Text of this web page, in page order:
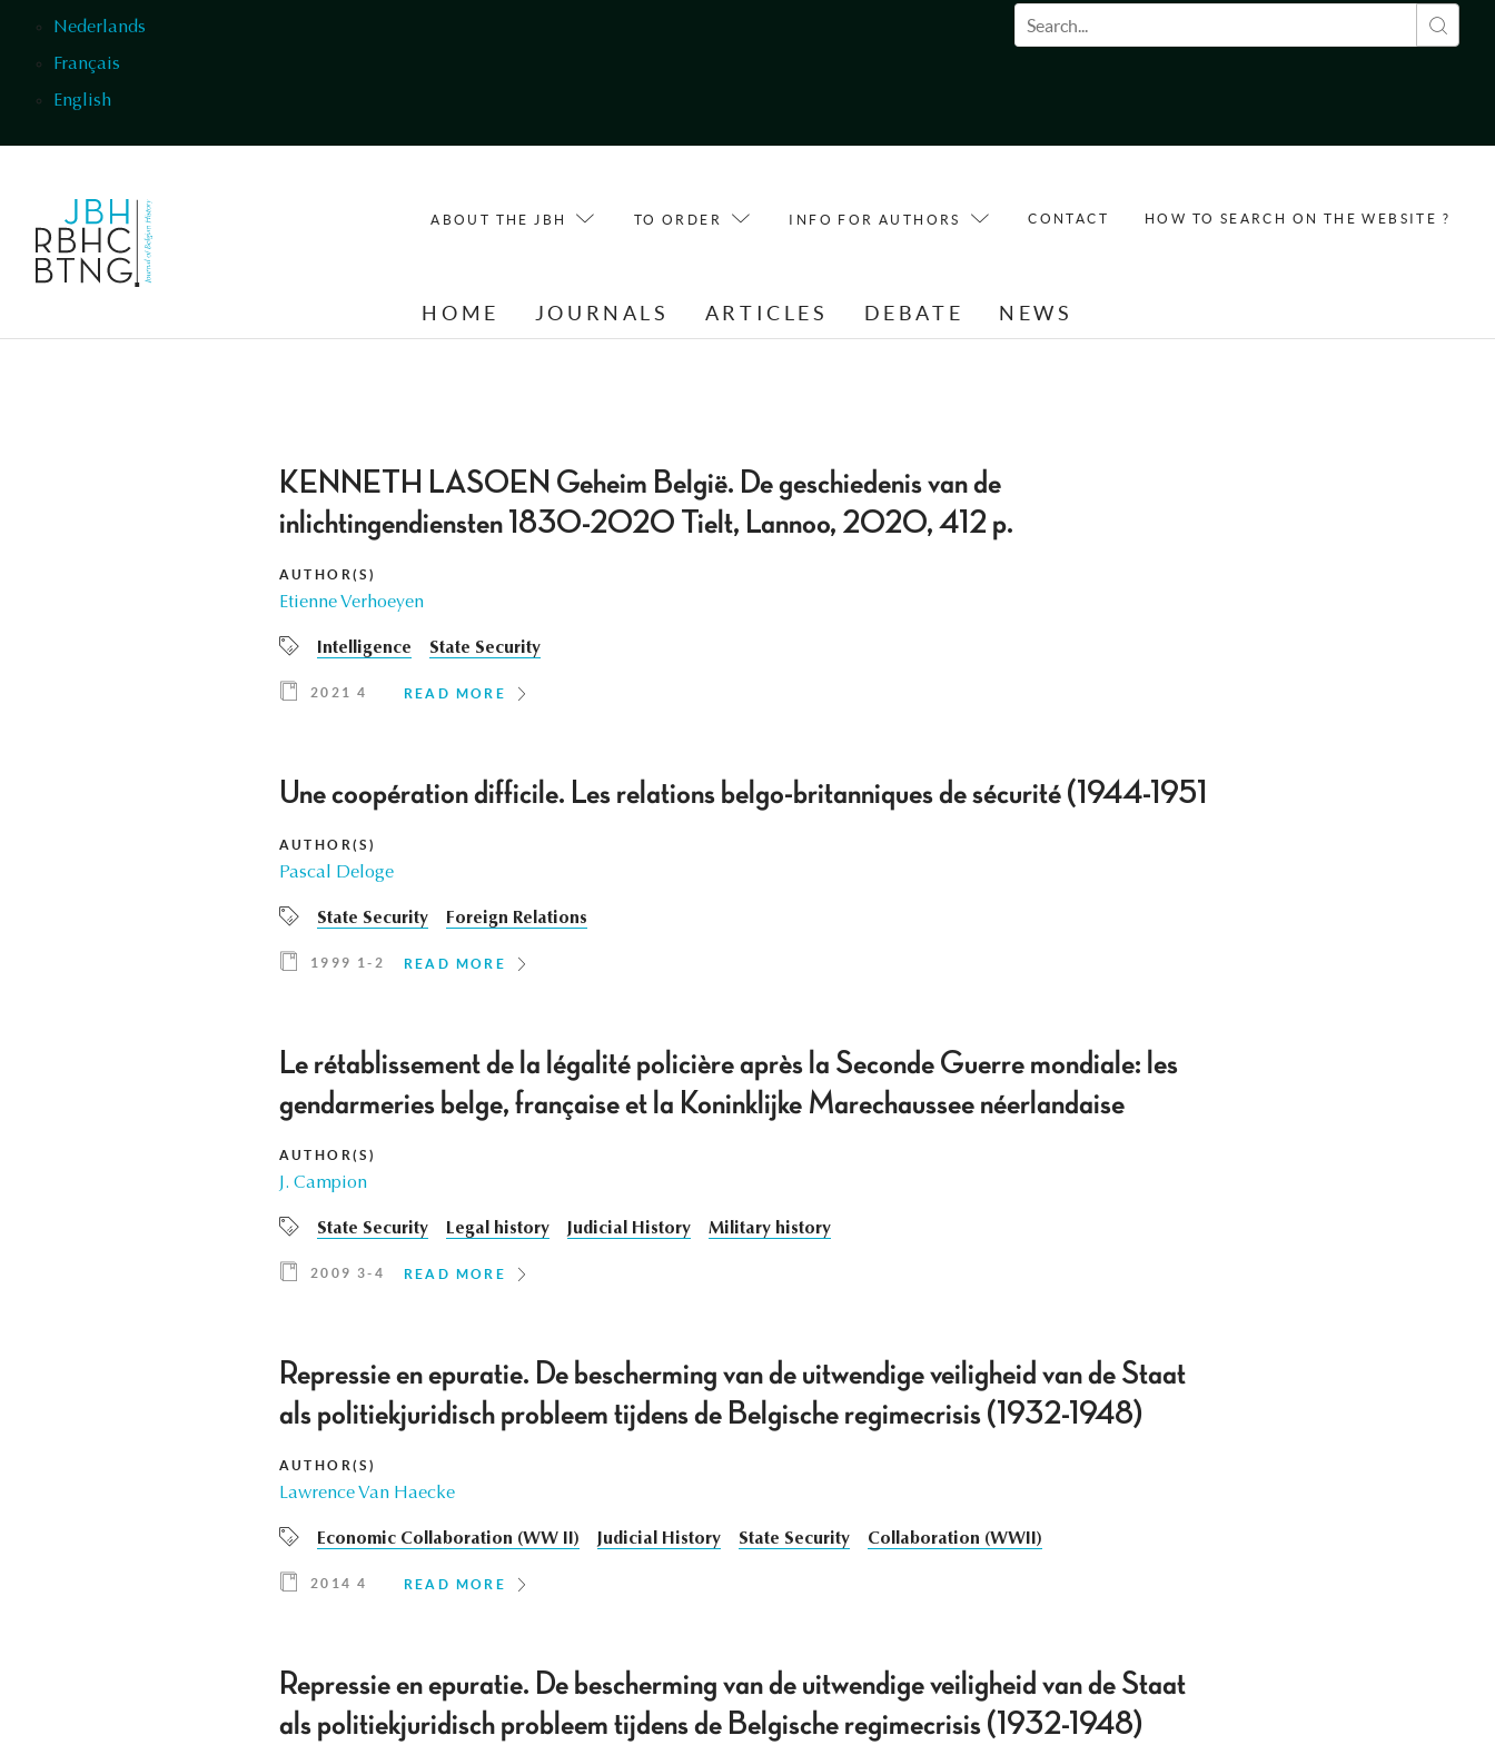
Nederlands
Français
English
Search form
ABOUT THE JBH TO ORDER INFO FOR AUTHORS CONTACT HOW TO SEARCH ON THE WEBSITE ?
HOME JOURNALS ARTICLES DEBATE NEWS
KENNETH LASOEN Geheim België. De geschiedenis van de
inlichtingendiensten 1830-2020 Tielt, Lannoo, 2020, 412 p.
AUTHOR(S)
Etienne Verhoeyen
Intelligence State Security
2021 4 READ MORE
Une coopération difficile. Les relations belgo-britanniques de sécurité (1944-1951
AUTHOR(S)
Pascal Deloge
State Security Foreign Relations
1999 1-2 READ MORE
Le rétablissement de la légalité policière après la Seconde Guerre mondiale: les
gendarmeries belge, française et la Koninklijke Marechaussee néerlandaise
AUTHOR(S)
J. Campion
State Security Legal history Judicial History Military history
2009 3-4 READ MORE
Repressie en epuratie. De bescherming van de uitwendige veiligheid van de Staat
als politiekjuridisch probleem tijdens de Belgische regimecrisis (1932-1948)
AUTHOR(S)
Lawrence Van Haecke
Economic Collaboration (WW II) Judicial History State Security Collaboration (WWII)
2014 4 READ MORE
Repressie en epuratie. De bescherming van de uitwendige veiligheid van de Staat
als politiekjuridisch probleem tijdens de Belgische regimecrisis (1932-1948)